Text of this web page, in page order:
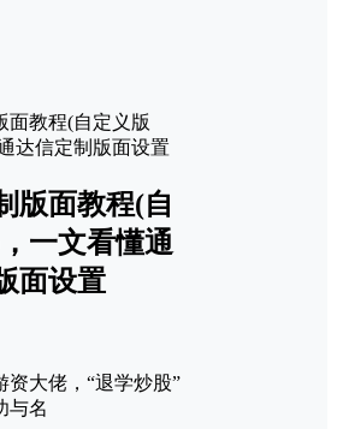
版面教程(自
一文看懂通
面设置